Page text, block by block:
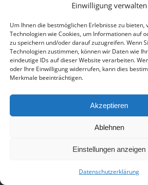
Einwilligung verwalten
Um Ihnen die bestmöglichen Erlebnisse zu bieten,
Technologien wie Cookies, um Informationen auf
zu speichern und/oder darauf zuzugreifen. Wenn
Technologien zustimmen, können wir Daten wie
eindeutige IDs auf dieser Website verarbeiten.
oder Ihre Einwilligung widerrufen, kann dies
Merkmale beeinträchtigen.
Akzeptieren
Ablehnen
Einstellungen anzeigen
Datenschutzerklärung
Eintrag teilen
© 2017 - Deutsch-Französisches Internat Freiburg -
Datenschutzerklärung